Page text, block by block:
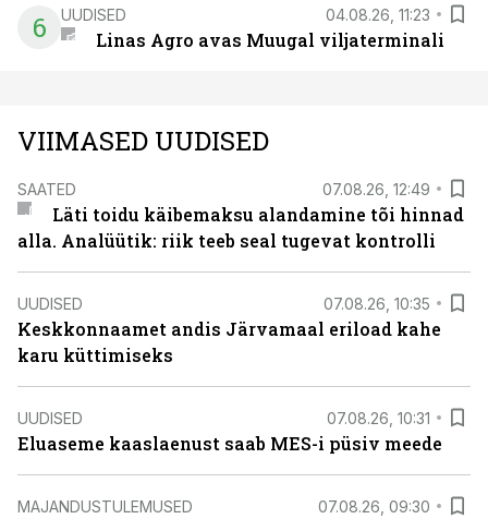
6 UUDISED 04.08.26, 11:23
Linas Agro avas Muugal viljaterminali
VIIMASED UUDISED
SAATED 07.08.26, 12:49
Läti toidu käibemaksu alandamine tõi hinnad
alla. Analüütik: riik teeb seal tugevat kontrolli
UUDISED 07.08.26, 10:35
Keskkonnaamet andis Järvamaal eriload kahe
karu küttimiseks
UUDISED 07.08.26, 10:31
Eluaseme kaaslaenust saab MES-i püsiv meede
MAJANDUSTULEMUSED 07.08.26, 09:30